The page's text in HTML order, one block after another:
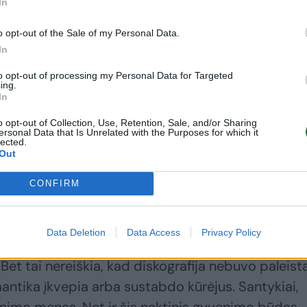
opt-out of the Sale of my Personal Data.
opt-out of processing my Personal Data for Targeted
opt-out of Collection, Use, Retention, Sale, and/or Sharing
Data that Is Unrelated with the Purposes for which it
CONFIRM
Data Deletion Data Access Privacy Policy
Aš iš Druskininkų, Čiurlionio gatvės. Čiurlionis
gyvenau Čiurlionio gatvėje Vilniuje, buvo
kad teko prisiliesti prie to ir legendinę
neužtemdant pirminio kūrėjo. Norėjau, kad tai
palietimu.“, – pasakoja atlikėjas.
savo Sofiją, kuri įkvėpė kūrybiniame procese,
tai nereiškia, kad diskografija nebuvo
įkvepia arba sustabdo kūrėjus. Santykiai,